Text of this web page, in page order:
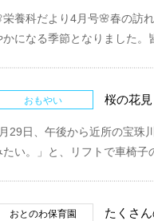
栄養科だより4月号🌸春の訪
かになる季節となりました。
おもやい 桜の花
29日、午後から近所の宝珠
たい。」と、リフトで車椅子
おとのわ保育園
たくさ